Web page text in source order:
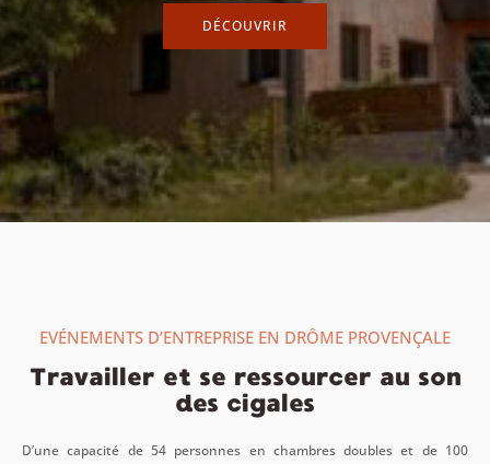
DÉCOUVRIR
EVÉNEMENTS D’ENTREPRISE EN DRÔME PROVENÇALE
Travailler et se ressourcer au son
des cigales
D’une capacité de 54 personnes en chambres doubles et de 100